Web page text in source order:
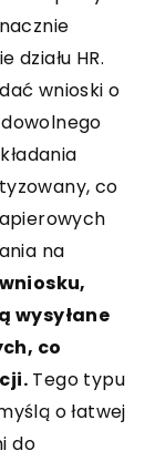
HR.
wnioski o
co
na
wysyłane
co
Tego typu
o łatwej
do